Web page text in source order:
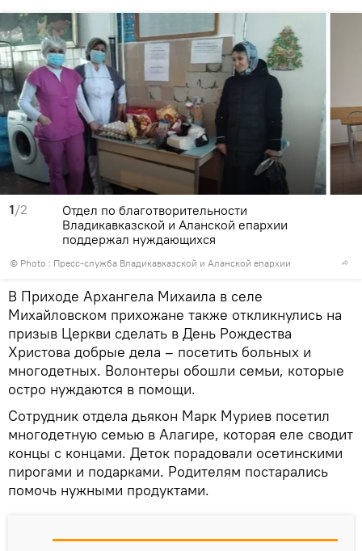
1/2
© Photo : Пресс-служба Владикавказской и Аланской епархии
Отдел по благотворительности
Владикавказской и Аланской епархии
поддержал нуждающихся
В Приходе Архангела Михаила в селе
Михайловском прихожане также откликнулись на
призыв Церкви сделать в День Рождества
Христова добрые дела – посетить больных и
многодетных. Волонтеры обошли семьи, которые
остро нуждаются в помощи.
Сотрудник отдела дьякон Марк Муриев посетил
многодетную семью в Алагире, которая еле сводит
концы с концами. Деток порадовали осетинскими
пирогами и подарками. Родителям постарались
помочь нужными продуктами.